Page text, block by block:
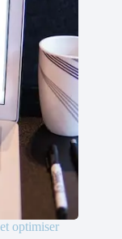
optimiser